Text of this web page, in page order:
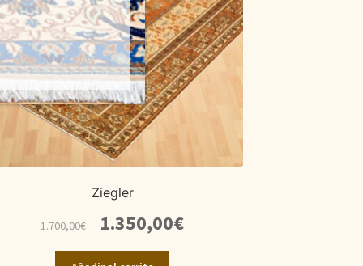
Ziegler
1.700,00€
precio
original
1.350,00€El